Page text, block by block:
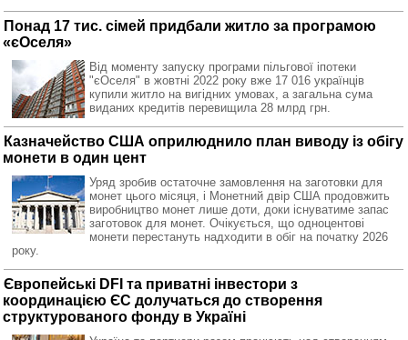
Понад 17 тис. сімей придбали житло за програмою
«єОселя»
Від моменту запуску програми пільгової іпотеки
"єОселя" в жовтні 2022 року вже 17 016 українців
купили житло на вигідних умовах, а загальна сума
виданих кредитів перевищила 28 млрд грн.
Казначейство США оприлюднило план виводу із обігу
монети в один цент
Уряд зробив остаточне замовлення на заготовки для
монет цього місяця, і Монетний двір США продовжить
виробництво монет лише доти, доки існуватиме запас
заготовок для монет. Очікується, що одноцентові
монети перестануть надходити в обіг на початку 2026
року.
Європейські DFI та приватні інвестори з
координацією ЄС долучаться до створення
структурованого фонду в Україні